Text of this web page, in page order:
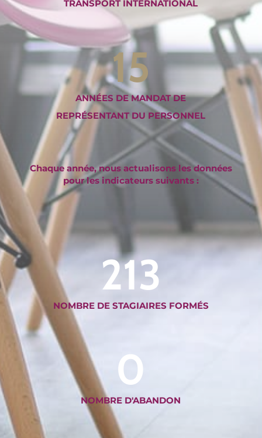
TRANSPORT INTERNATIONAL
15
ANNÉES DE MANDAT DE
REPRÉSENTANT DU PERSONNEL
Chaque année, nous actualisons les données
pour les indicateurs suivants :
213
NOMBRE DE STAGIAIRES FORMÉS
0
NOMBRE D'ABANDON